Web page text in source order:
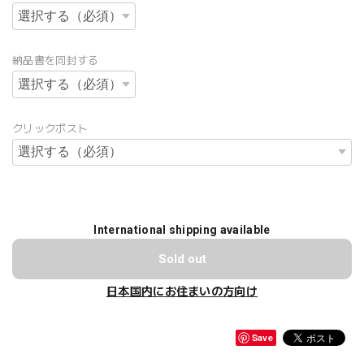
納品書を同封する
クリックポスト
International shipping available
Sold out
日本国内にお住まいの方向け
Save